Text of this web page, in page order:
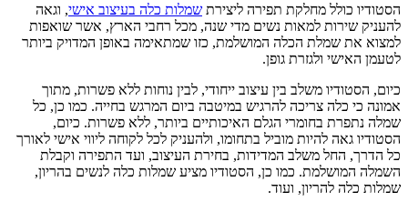
הסטודיו כולל מחלקת תפירה ליצירת שמלות כלה בעיצוב אישי, וגאה
להעניק שירות למאות נשים מדי שנה, מכל רחבי הארץ, אשר שואפות
למצוא את שמלת הכלה המושלמת, כזו שמתאימה באופן המדויק ביותר
לטעמן האישי ולגזרת גופן.
כיום, הסטודיו משלב בין עיצוב ייחודי, לבין נוחות ללא פשרות, מתוך
אמונה כי כלה צריכה להרגיש במיטבה ביום המרגש בחייה. כמו כן, כל
שמלה נתפרת בחומרי הגלם האיכותיים ביותר, ללא פשרות. כיום,
הסטודיו גאה להיות מוביל בתחומו, ולהעניק לכל לקוחה ליווי אישי לאורך
כל הדרך, החל משלב המדידות, בחירת העיצוב, ועד התפירה וקבלת
השמלה המושלמת. כמו כן, הסטודיו מציע שמלות כלה לנשים בהריון,
שמלות כלה להריון, ועוד.